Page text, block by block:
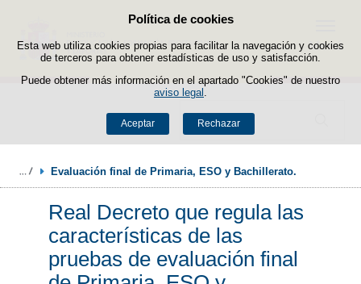
Política de cookies
Esta web utiliza cookies propias para facilitar la navegación y cookies
de terceros para obtener estadísticas de uso y satisfacción.
Puede obtener más información en el apartado "Cookies" de nuestro
aviso legal
Aceptar Rechazar
Saltar al contenido
Buscador
Menú
Evaluación final de Primaria, ESO y Bachillerato.
Real Decreto que regula las
características de las
pruebas de evaluación final